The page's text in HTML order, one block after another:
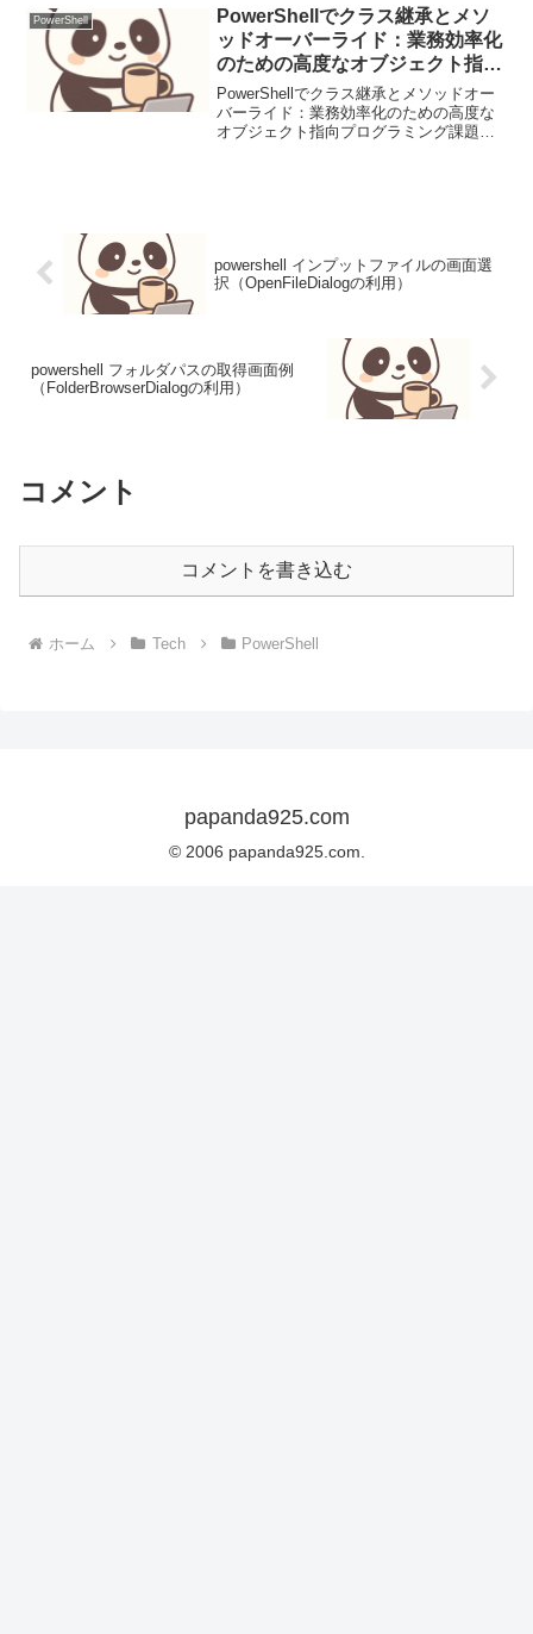
めに用いられる...
PowerShell
PowerShellでクラス継承とメソ
ッドオーバーライド：業務効率化
のための高度なオブジェクト指向
プログラミング
PowerShellでクラス継承とメソッドオー
バーライド：業務効率化のための高度な
オブジェクト指向プログラミング課題背
powershell インプットファイルの画面選
択（OpenFileDialogの利用）
powershell フォルダパスの取得画面例
（FolderBrowserDialogの利用）
コメント
コメントを書き込む
ホーム Tech PowerShell
papanda925.com
© 2006 papanda925.com.